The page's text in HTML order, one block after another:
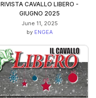
RIVISTA CAVALLO LIBERO -
GIUGNO 2025
June 11, 2025
by ENGEA